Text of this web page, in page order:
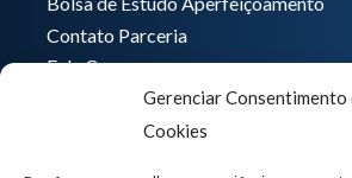
Gerenciar Consentimento
Cookies
Contato Parceria
Fale Conosco